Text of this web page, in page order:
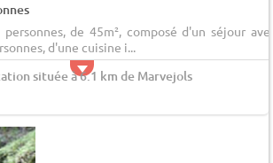
de 45m², composé d'un séjour
d'une cuisine i...
située à 6.1 km de Marvejols